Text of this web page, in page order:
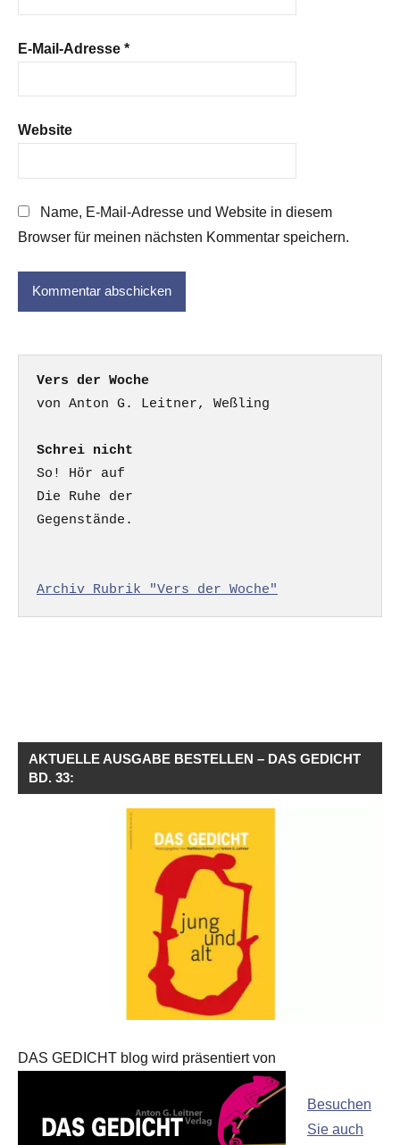
E-Mail-Adresse *
Website
Name, E-Mail-Adresse und Website in diesem
Browser für meinen nächsten Kommentar speichern.
Vers der Woche
Schrei nicht
So! Hör auf
Die Ruhe der
Gegenstände.
Archiv Rubrik "Vers der Woche"
AKTUELLE AUSGABE BESTELLEN – DAS GEDICHT
BD. 33:
DAS GEDICHT blog wird präsentiert von
Besuchen
Sie auch